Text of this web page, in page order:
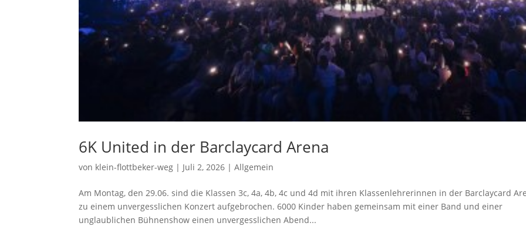
6K United in der Barclaycard Arena
von klein-flottbeker-weg | Juli 2, 2026 |Allgemein
Am Montag, den 29.06. sind die Klassen 3c, 4a, 4b, 4c und 4d mit ihren Klassenlehrerinnen in der Barclaycard
zu einem unvergesslichen Konzert aufgebrochen. 6000 Kinder haben gemeinsam mit einer Band und einer
unglaublichen Bühnenshow einen unvergesslichen Abend...